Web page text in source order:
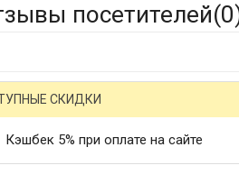
посетителей(0
СКИДКИ
Кэшбек 5% при оплате на сайте